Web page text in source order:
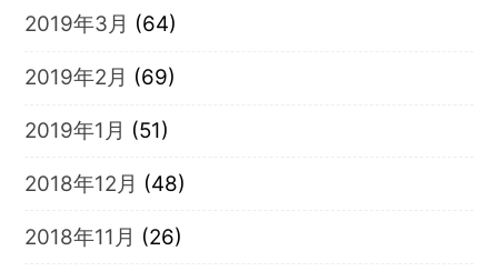
2019年3月 (64)
2019年2月 (69)
2019年1月 (51)
2018年12月 (48)
2018年11月 (26)